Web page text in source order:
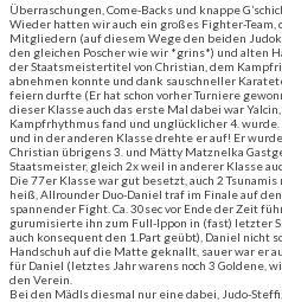
Überraschungen, Come-Backs und knappe
Wieder hatten wir auch ein großes Fighter-
Mitgliedern (auf diesem Wege den beiden
den gleichen Poscher wie wir *grins*) und alten
der Staatsmeistertitel von Christian, dem
abnehmen konnte und dank sauschneller
feiern durfte (Er hat schon vorher Turniere
dieser Klasse auch das erste Mal dabei war
Kampfrhythmus fand und unglücklicher 4.
und in der anderen Klasse drehte er auf! Er
Christian übrigens 3. und Mätty Matznelka
Staatsmeister, gleich 2x weil in anderer Klasse
Die 77er Klasse war gut besetzt, auch 2
heiß, Allrounder Duo-Daniel traf im Finale auf
spannender Fight. Ca. 30sec vor Ende der Zeit
gurumisierte ihn zum Full-Ippon in (fast) letzter
auch konsequent den 1.Part geübt), Daniel nicht
Handschuh auf die Matte geknallt, sauer war er
für Daniel (letztes Jahr warens noch 3 Goldene,
den Verein.
Bei den Mädls diesmal nur eine dabei, Judo-